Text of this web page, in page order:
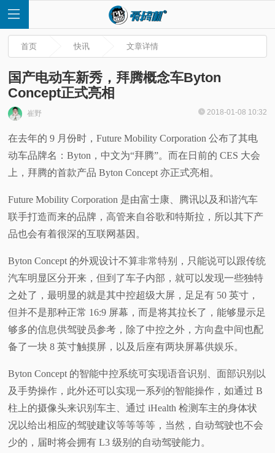
首
页
快
讯
评
测
视
频
普
验
首页 快讯 文章详情
国产电动车新秀，拜腾概念车Byton
Concept正式亮相
崔野 2018-01-08 10:32
在去年的 9 月份时，Future Mobility Corporation 公布了其电
动车品牌名：Byton，中文为“拜腾”。而在日前的 CES 大会
上，拜腾的首款产品 Byton Concept 亦正式亮相。
Future Mobility Corporation 是由富士康、腾讯以及和谐汽车
联手打造而来的品牌，高管来自谷歌和特斯拉，所以其下产
品也会有着很深的互联网基因。
Byton Concept 的外观设计不算非常特别，只能说可以跟传统
汽车明显区分开来，但到了车子内部，就可以发现一些独特
之处了，最明显的就是其中控超级大屏，足足有 50 英寸，
但并不是那种正常 16:9 屏幕，而是将其拉长了，能够显示足
够多的信息供驾驶员参考，除了中控之外，方向盘中间也配
备了一块 8 英寸触摸屏，以及后座有两块屏幕供娱乐。
Byton Concept 的智能中控系统可实现语音识别、面部识别以
及手势操作，此外还可以实现一系列的智能操作，如通过 B
柱上的摄像头来识别车主、通过 iHealth 检测车主的身体状
况以给出相应的驾驶建议等等等等，当然，自动驾驶也不会
少的，届时将会拥有 L3 级别的自动驾驶能力。